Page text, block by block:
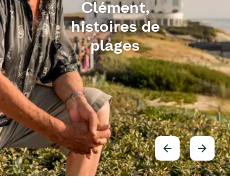
Clément,
histoires de
plages